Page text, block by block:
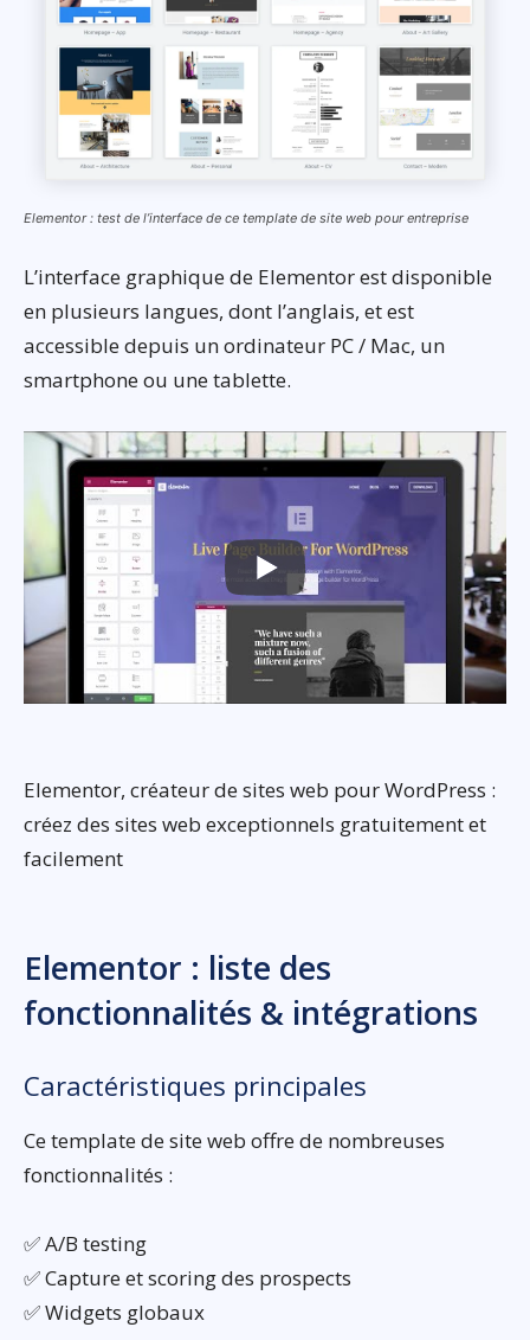
Elementor : test de l’interface de ce template de site web pour entreprise
L’interface graphique de Elementor est disponible
en plusieurs langues, dont l’anglais, et est
accessible depuis un ordinateur PC / Mac, un
smartphone ou une tablette.
Elementor, créateur de sites web pour WordPress :
créez des sites web exceptionnels gratuitement et
facilement
Elementor : liste des
fonctionnalités & intégrations
Caractéristiques principales
Ce template de site web offre de nombreuses
fonctionnalités :
✅ A/B testing
✅ Capture et scoring des prospects
✅ Widgets globaux